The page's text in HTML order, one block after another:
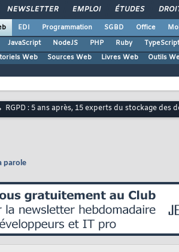
NEWSLETTER EMPLOI ÉTUDES
EDI Programmation SGBD Office
JavaScript NodeJS PHP Ruby TypeScript
Web Sources Web Livres Web Outils
RGPD : 5 ans après, 15 experts du stockage des
parole